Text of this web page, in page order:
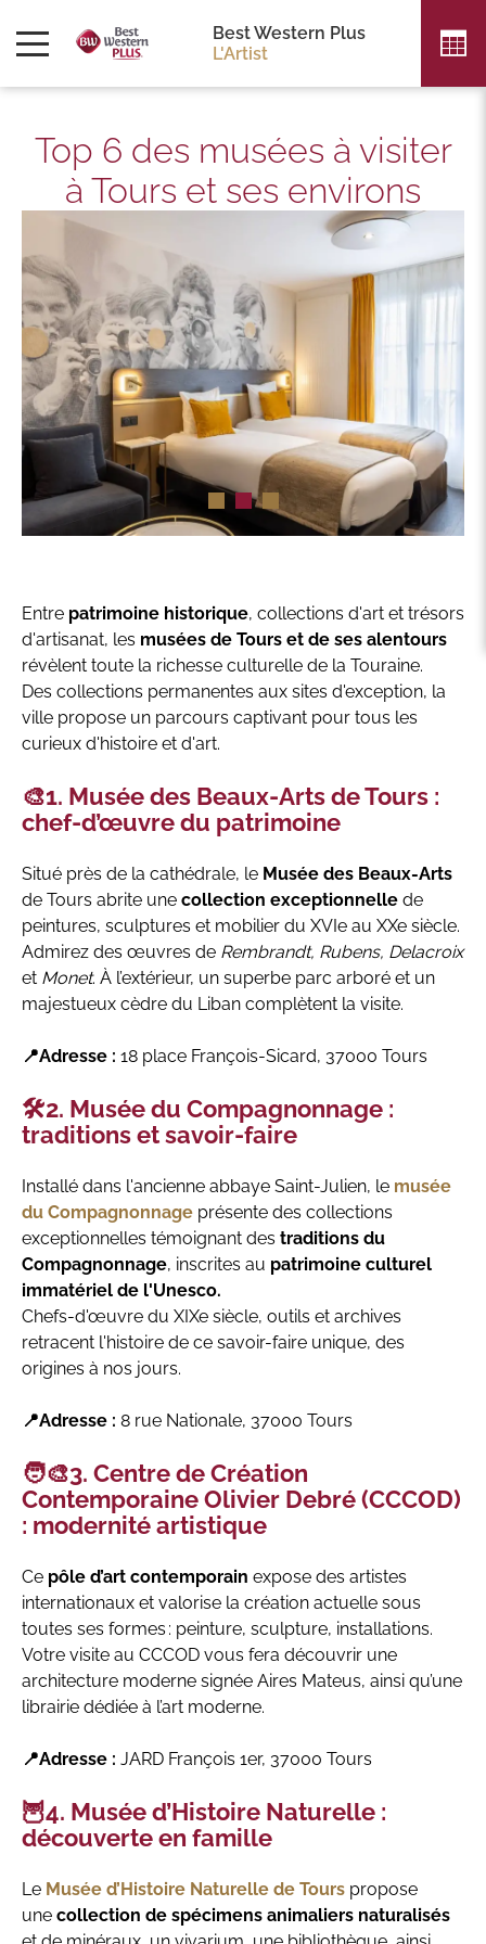
Best Western Plus
L'Artist
Top 6 des musées à visiter
à Tours et ses environs
Entre patrimoine historique, collections d'art et trésors
d'artisanat, les musées de Tours et de ses alentours
révèlent toute la richesse culturelle de la Touraine.
Des collections permanentes aux sites d'exception, la
ville propose un parcours captivant pour tous les
curieux d'histoire et d'art.
🎨1. Musée des Beaux-Arts de Tours :
chef-d’œuvre du patrimoine
Situé près de la cathédrale, le Musée des Beaux-Arts
de Tours abrite une collection exceptionnelle de
peintures, sculptures et mobilier du XVIe au XXe siècle.
Admirez des œuvres de Rembrandt, Rubens, Delacroix
et Monet. ​À l’extérieur, un superbe parc arboré et un
majestueux cèdre du Liban complètent la visite.
📍Adresse : 18 place François-Sicard, 37000 Tours
🛠️2. Musée du Compagnonnage :
traditions et savoir-faire
Installé dans l'ancienne abbaye Saint-Julien, le musée
du Compagnonnage présente des collections
exceptionnelles témoignant des traditions du
Compagnonnage, inscrites au patrimoine culturel
immatériel de l'Unesco.
Chefs-d'œuvre du XIXe siècle, outils et archives
retracent l'histoire de ce savoir-faire unique, des
origines à nos jours.
📍Adresse : 8 rue Nationale, 37000 Tours
🧑‍🎨3. Centre de Création
Contemporaine Olivier Debré (CCCOD)
: modernité artistique
Ce pôle d’art contemporain expose des artistes
internationaux et valorise la création actuelle sous
toutes ses formes : peinture, sculpture, installations.
Votre visite au CCCOD vous fera découvrir une
architecture moderne signée Aires Mateus, ainsi qu’une
librairie dédiée à l’art moderne.​
📍Adresse : JARD François 1er, 37000 Tours
🦉4. Musée d’Histoire Naturelle :
découverte en famille
Le Musée d’Histoire Naturelle de Tours propose
une collection de spécimens animaliers naturalisés